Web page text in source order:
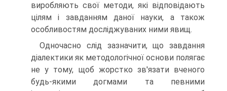
виробляють свої методи, які відповідають
цілям і завданням даної науки, а також
особливостям досліджуваних ними явищ.
Одночасно слід зазначити, що завдання
діалектики як методологічної основи полягає
не у тому, щоб жорстко зв'язати вченого
будь-якими догмами та певними